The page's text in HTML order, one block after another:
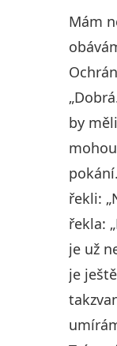
Mám
by
řekli:
řekla:
je už
je